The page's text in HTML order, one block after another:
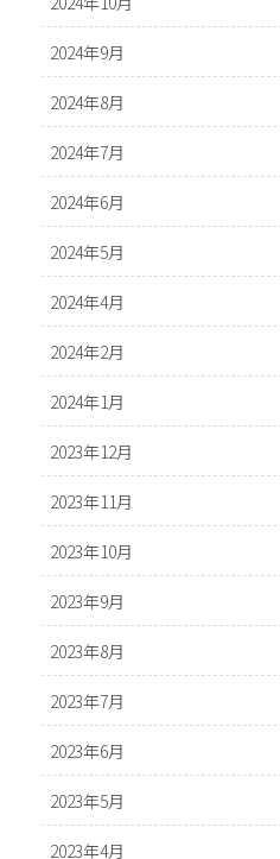
2024年9月
2024年8月
2024年7月
2024年6月
2024年5月
2024年4月
2024年2月
2024年1月
2023年12月
2023年11月
2023年10月
2023年9月
2023年8月
2023年7月
2023年6月
2023年5月
2023年4月